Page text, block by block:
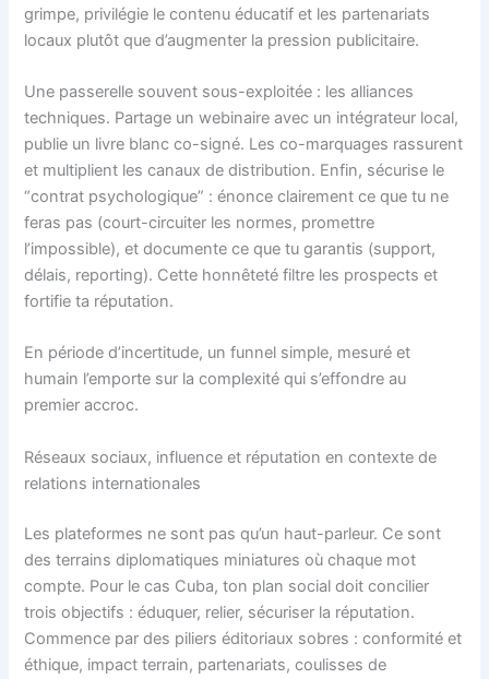
grimpe, privilégie le contenu éducatif et les partenariats
locaux plutôt que d’augmenter la pression publicitaire.
Une passerelle souvent sous-exploitée : les alliances
techniques. Partage un webinaire avec un intégrateur local,
publie un livre blanc co-signé. Les co-marquages rassurent
et multiplient les canaux de distribution. Enfin, sécurise le
“contrat psychologique” : énonce clairement ce que tu ne
feras pas (court-circuiter les normes, promettre
l’impossible), et documente ce que tu garantis (support,
délais, reporting). Cette honnêteté filtre les prospects et
fortifie ta réputation.
En période d’incertitude, un funnel simple, mesuré et
humain l’emporte sur la complexité qui s’effondre au
premier accroc.
Réseaux sociaux, influence et réputation en contexte de
relations internationales
Les plateformes ne sont pas qu’un haut-parleur. Ce sont
des terrains diplomatiques miniatures où chaque mot
compte. Pour le cas Cuba, ton plan social doit concilier
trois objectifs : éduquer, relier, sécuriser la réputation.
Commence par des piliers éditoriaux sobres : conformité et
éthique, impact terrain, partenariats, coulisses de